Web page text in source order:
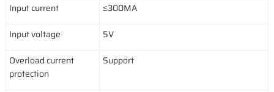
Input current
≤300MA
Input voltage
5V
Overload current
protection
Support